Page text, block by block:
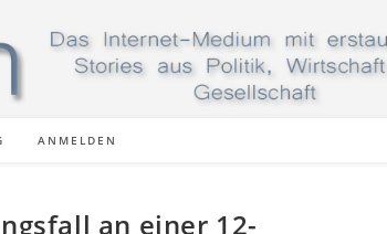
ANMELDEN
an einer 12-